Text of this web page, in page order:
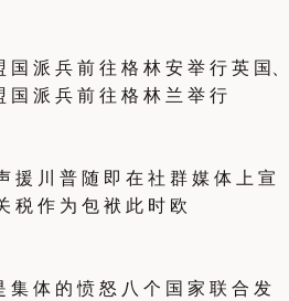
派 兵 前 往 格 林 安 举 行 英 国、
国 派 兵 前 往 格 林 兰 举 行
援 川 普 随 即 在 社 群 媒 体 上 宣
税 作 为 包 袱 此 时 欧
集 体 的 愤 怒 八 个 国 家 联 合 发